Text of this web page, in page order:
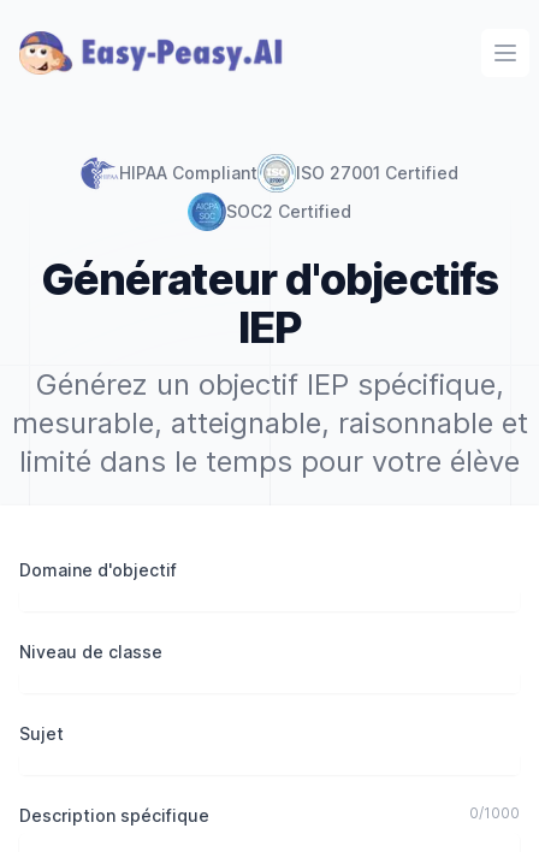
HIPAA Compliant
ISO 27001 Certified
SOC2 Certified
Générateur d'objectifs
IEP
Générez un objectif IEP spécifique,
mesurable, atteignable, raisonnable et
limité dans le temps pour votre élève
Domaine d'objectif
Niveau de classe
Sujet
Description spécifique 0/1000